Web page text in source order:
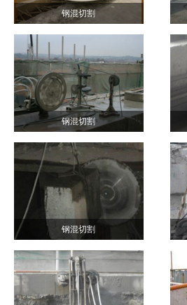
钢混切割
钢混切割
钢混切割